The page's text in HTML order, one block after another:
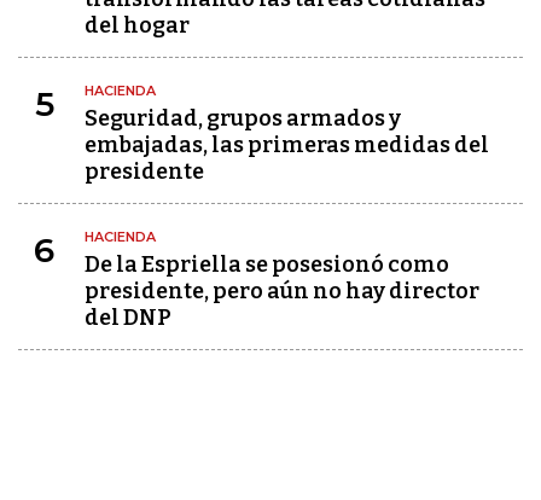
del hogar
5 HACIENDA
Seguridad, grupos armados y
embajadas, las primeras medidas del
presidente
6 HACIENDA
De la Espriella se posesionó como
presidente, pero aún no hay director
del DNP